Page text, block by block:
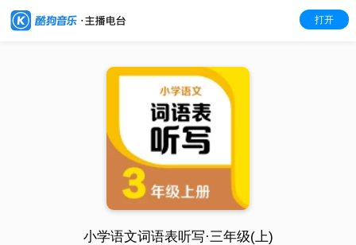
打开
小学语文词语表听写·三年级(上)